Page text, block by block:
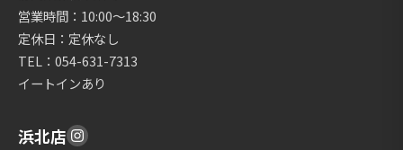
営業時間：10:00〜18:30
定休日：定休なし
TEL：054-631-7313
イートインあり
浜北店